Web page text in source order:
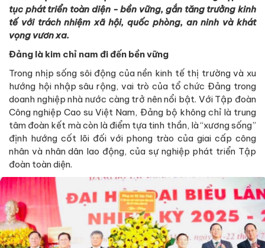
tục phát triển toàn diện - bền vững, gắn tăng trưởng kinh
tế với trách nhiệm xã hội, quốc phòng, an ninh và khát
vọng vươn xa.
Đảng là kim chỉ nam đi đến bền vững
Trong nhịp sống sôi động của nền kinh tế thị trường và xu
hướng hội nhập sâu rộng, vai trò của tổ chức Đảng trong
doanh nghiệp nhà nước càng trở nên nổi bật. Với Tập đoàn
Công nghiệp Cao su Việt Nam, Đảng bộ không chỉ là trung
tâm đoàn kết mà còn là điểm tựa tinh thần, là “xương sống”
định hướng cốt lõi đối với phong trào của giai cấp công
nhân và nhân dân lao động, của sự nghiệp phát triển Tập
đoàn toàn diện.